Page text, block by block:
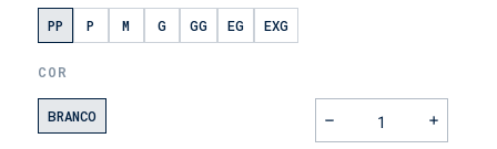
PP P M G GG EG EXG
COR
BRANCO